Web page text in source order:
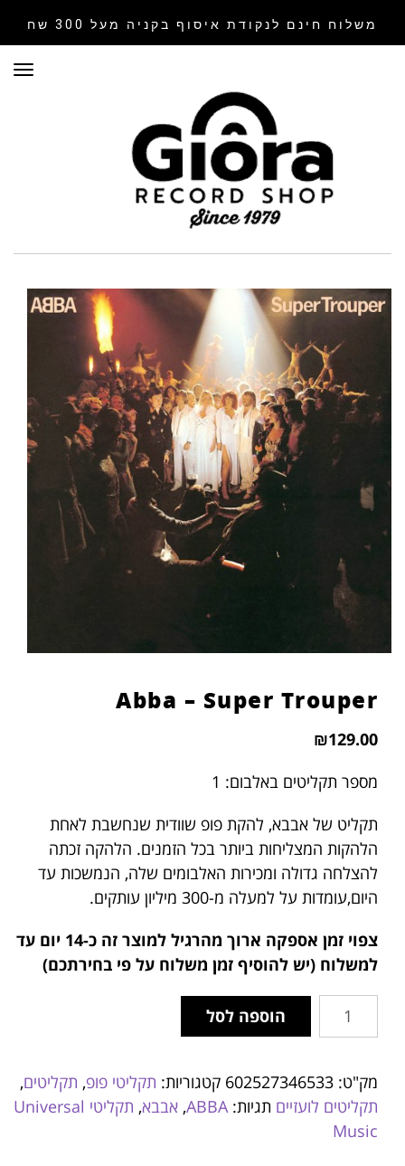
משלוח חינם לנקודת איסוף בקניה מעל 300 שח
Abba – Super Trouper
₪129.00
מספר תקליטים באלבום: 1
תקליט של אבבא, להקת פופ שוודית שנחשבת לאחת
הלהקות המצליחות ביותר בכל הזמנים. הלהקה זכתה
להצלחה גדולה ומכירות האלבומים שלה, הנמשכות עד
היום,עומדות על למעלה מ-300 מיליון עותקים.
צפוי זמן אספקה ארוך מהרגיל למוצר זה
כ-14 יום עד
למשלוח (יש להוסיף זמן משלוח על פי בחירתכם)
הוספה לסל
מק"ט: 602527346533 קטגוריות: תקליטי פופ, תקליטים,
תקליטים לועזיים תגיות:ABBA
, אבבא,
תקליטי Universal
Music